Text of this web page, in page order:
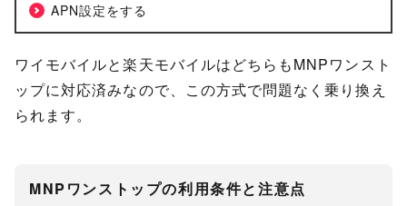
APN設定をする
ワイモバイルと楽天モバイルはどちらもMNPワンスト
ップに対応済みなので、この方式で問題なく乗り換え
られます。
MNPワンストップの利用条件と注意点